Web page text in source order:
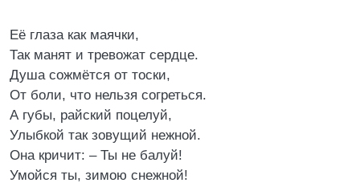
Её глаза как маячки,
Так манят и тревожат сердце.
Душа сожмётся от тоски,
От боли, что нельзя согреться.
А губы, райский поцелуй,
Улыбкой так зовущий нежной.
Она кричит: – Ты не балуй!
Умойся ты, зимою снежной!